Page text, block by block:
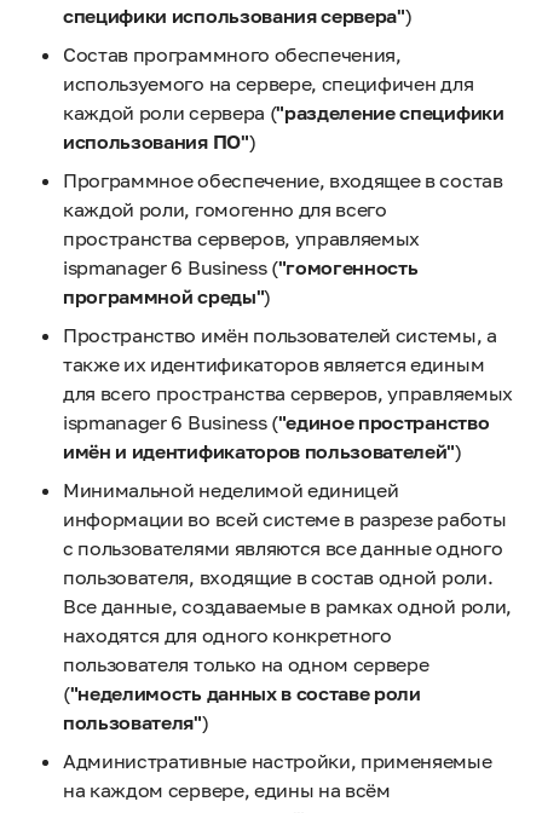
специфики использования сервера")
Состав программного обеспечения,
используемого на сервере, специфичен для
каждой роли сервера ("разделение специфики
использования ПО")
Программное обеспечение, входящее в состав
каждой роли, гомогенно для всего
пространства серверов, управляемых
ispmanager 6 Business ("гомогенность
программной среды")
Пространство имён пользователей системы, а
также их идентификаторов является единым
для всего пространства серверов, управляемых
ispmanager 6 Business ("единое пространство
имён и идентификаторов пользователей")
Минимальной неделимой единицей
информации во всей системе в разрезе работы
с пользователями являются все данные одного
пользователя, входящие в состав одной роли.
Все данные, создаваемые в рамках одной роли,
находятся для одного конкретного
пользователя только на одном сервере
("неделимость данных в составе роли
пользователя")
Административные настройки, применяемые
на каждом сервере, едины на всём